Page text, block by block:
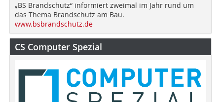
„BS Brandschutz“ informiert zweimal im Jahr rund um
das Thema Brandschutz am Bau.
www.bsbrandschutz.de
CS Computer Spezial